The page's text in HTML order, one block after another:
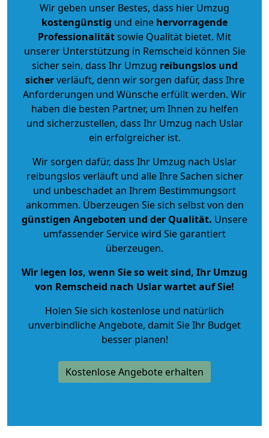
Wir geben unser Bestes, dass hier Umzug
kostengünstig und eine hervorragende
Professionalitätsowie Qualität bietet. Mit
unserer Unterstützung in Remscheid können Sie
sicher sein, dass Ihr Umzug reibungslos und
sicherverläuft, denn wir sorgen dafür, dass Ihre
Anforderungen und Wünsche erfüllt werden. Wir
haben die besten Partner, um Ihnen zu helfen
und sicherzustellen, dass Ihr Umzug nach Uslar
ein erfolgreicher ist.
Wir sorgen dafür, dass Ihr Umzug nach Uslar
reibungslos verläuft und alle Ihre Sachen sicher
und unbeschadet an Ihrem Bestimmungsort
ankommen. Überzeugen Sie sich selbst von den
günstigen Angeboten und der Qualität. Unsere
umfassender Service wird Sie garantiert
überzeugen.
Wir legen los, wenn Sie so weit sind, Ihr Umzug
von Remscheid nach Uslar wartet auf Sie!
Holen Sie sich kostenlose und natürlich
unverbindliche Angebote, damit Sie Ihr Budget
besser planen!
Kostenlose Angebote erhalten